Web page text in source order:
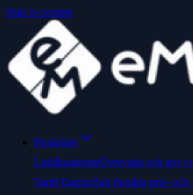
Skip to content
Produkter
LaddhanteringÖvervaka och styr
Tariff EngineSätt flexibla pris- och